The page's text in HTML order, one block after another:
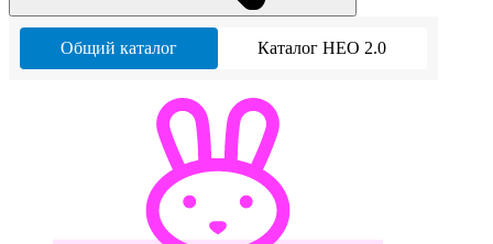
Общий каталог Каталог НЕО 2.0